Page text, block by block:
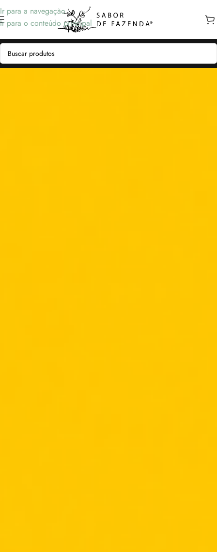
Ir para a navegação
Ir para o conteúdo principal